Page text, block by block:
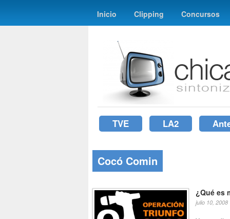
Inicio Clipping Concursos
TVE LA2
Cocó Comin
¿Qué es
julio 10, 2008